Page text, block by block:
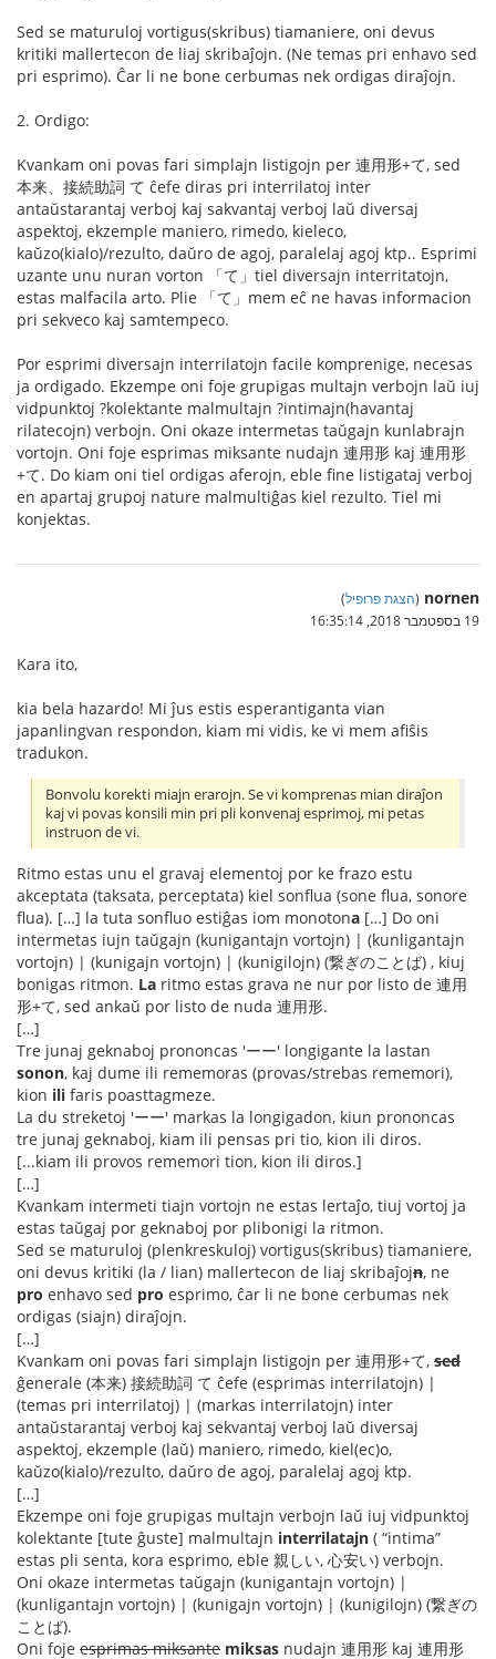
Sed se maturuloj vortigus(skribus) tiamaniere, oni devus
kritiki mallertecon de liaj skribaĵojn. (Ne temas pri enhavo sed
pri esprimo). Ĉar li ne bone cerbumas nek ordigas diraĵojn.
2. Ordigo:
Kvankam oni povas fari simplajn listigojn per 連用形+て, sed
本来、接続助詞 て ĉefe diras pri interrilatoj inter
antaŭstarantaj verboj kaj sakvantaj verboj laŭ diversaj
aspektoj, ekzemple maniero, rimedo, kieleco,
kaŭzo(kialo)/rezulto, daŭro de agoj, paralelaj agoj ktp.. Esprimi
uzante unu nuran vorton 「て」tiel diversajn interritatojn,
estas malfacila arto. Plie 「て」mem eĉ ne havas informacion
pri sekveco kaj samtempeco.
Por esprimi diversajn interrilatojn facile komprenige, necesas
ja ordigado. Ekzempe oni foje grupigas multajn verbojn laŭ iuj
vidpunktoj ?kolektante malmultajn ?intimajn(havantaj
rilatecojn) verbojn. Oni okaze intermetas taŭgajn kunlabrajn
vortojn. Oni foje esprimas miksante nudajn 連用形 kaj 連用形
+て. Do kiam oni tiel ordigas aferojn, eble fine listigataj verboj
en apartaj grupoj nature malmultiĝas kiel rezulto. Tiel mi
konjektas.
nornen
(הצגת פרופיל)
19 בספטמבר 2018, 16:35:14
Kara ito,
kia bela hazardo! Mi ĵus estis esperantiganta vian
japanlingvan respondon, kiam mi vidis, ke vi mem afiŝis
tradukon.
Bonvolu korekti miajn erarojn. Se vi komprenas mian diraĵon
kaj vi povas konsili min pri pli konvenaj esprimoj, mi petas
instruon de vi.
Ritmo estas unu el gravaj elementoj por ke frazo estu
akceptata (taksata, perceptata) kiel sonflua (sone flua, sonore
flua). […] la tuta sonfluo estiĝas iom monotona […] Do oni
intermetas iujn taŭgajn (kunigantajn vortojn) | (kunligantajn
vortojn) | (kunigajn vortojn) | (kunigilojn) (繋ぎのことば) , kiuj
bonigas ritmon. La ritmo estas grava ne nur por listo de 連用
形+て, sed ankaŭ por listo de nuda 連用形.
[…]
Tre junaj geknaboj prononcas 'ーー' longigante la lastan
sonon, kaj dume ili rememoras (provas/strebas rememori),
kion ili faris poasttagmeze.
La du streketoj 'ーー' markas la longigadon, kiun prononcas
tre junaj geknaboj, kiam ili pensas pri tio, kion ili diros.
[...kiam ili provos rememori tion, kion ili diros.]
[…]
Kvankam intermeti tiajn vortojn ne estas lertaĵo, tiuj vortoj ja
estas taŭgaj por geknaboj por plibonigi la ritmon.
Sed se maturuloj (plenkreskuloj) vortigus(skribus) tiamaniere,
oni devus kritiki (la / lian) mallertecon de liaj skribaĵojn, ne
pro enhavo sed pro esprimo, ĉar li ne bone cerbumas nek
ordigas (siajn) diraĵojn.
[…]
Kvankam oni povas fari simplajn listigojn per 連用形+て, sed
ĝenerale (本来) 接続助詞 て ĉefe (esprimas interrilatojn) |
(temas pri interrilatoj) | (markas interrilatojn) inter
antaŭstarantaj verboj kaj sekvantaj verboj laŭ diversaj
aspektoj, ekzemple (laŭ) maniero, rimedo, kiel(ec)o,
kaŭzo(kialo)/rezulto, daŭro de agoj, paralelaj agoj ktp.
[…]
Ekzempe oni foje grupigas multajn verbojn laŭ iuj vidpunktoj
kolektante [tute ĝuste] malmultajn interrilatajn ( “intima”
estas pli senta, kora esprimo, eble 親しい, 心安い) verbojn.
Oni okaze intermetas taŭgajn (kunigantajn vortojn) |
(kunligantajn vortojn) | (kunigajn vortojn) | (kunigilojn) (繋ぎの
ことば).
Oni foje esprimas miksante miksas nudajn 連用形 kaj 連用形